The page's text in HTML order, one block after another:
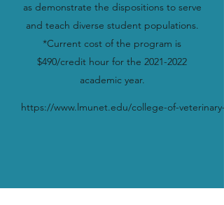
as demonstrate the dispositions to serve
and teach diverse student populations.
*Current cost of the program is
$490/credit hour for the 2021-2022
academic year.
https://www.lmunet.edu/college-of-